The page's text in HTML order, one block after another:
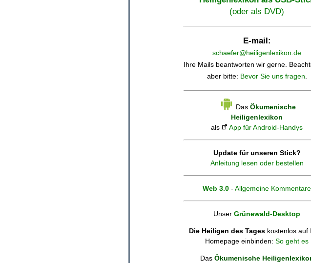
(oder als DVD)
E-mail:
schaefer@heiligenlexikon.de
Ihre Mails beantworten wir gerne.
aber bitte: Bevor Sie uns fragen.
Das Ökumenische
Heiligenlexikon
als
App für Android-Handys
Update für unseren Stick?
Anleitung lesen oder bestellen
Web 3.0 - Allgemeine Kommentare
Unser Grünewald-Desktop
Die Heiligen des Tages kostenlos auf
Homepage einbinden: So geht es
Das Ökumenische